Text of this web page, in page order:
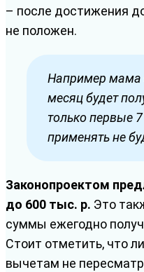
– после достижения
не положен.
Например мама
месяц будет
только первые
применять не
Законопроектом
до 600 тыс. р. Это
суммы ежегодно
Стоит отметить, что
вычетам не